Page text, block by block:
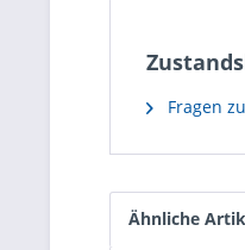
Fragen
Ähnliche